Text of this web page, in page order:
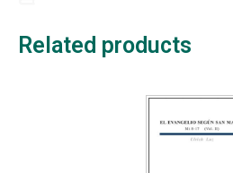
Related products